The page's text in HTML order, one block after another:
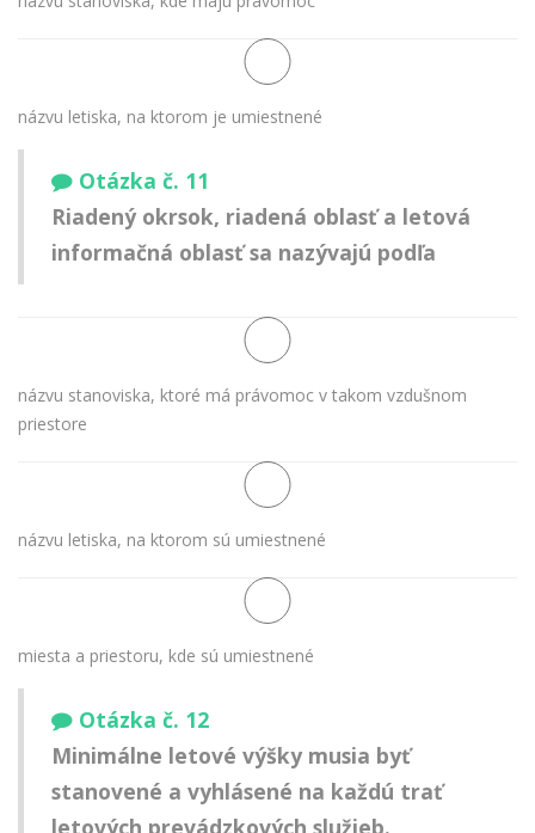
názvu letiska, na ktorom je umiestnené
Otázka č. 11
Riadený okrsok, riadená oblasť a letová
informačná oblasť sa nazývajú podľa
názvu stanoviska, ktoré má právomoc v takom vzdušnom
priestore
názvu letiska, na ktorom sú umiestnené
miesta a priestoru, kde sú umiestnené
Otázka č. 12
Minimálne letové výšky musia byť
stanovené a vyhlásené na každú trať